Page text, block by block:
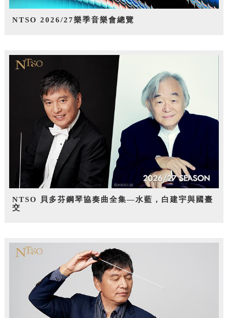
NTSO 2026/27樂季音樂會總覽
NTSO 貝多芬鋼琴協奏曲全集—水藍，白建宇與國臺
交